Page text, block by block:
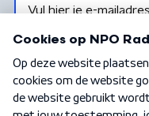
Algemene voorwaarden